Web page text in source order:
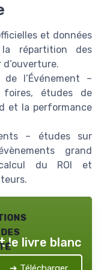
et données
répartition des
l’Événement –
études de
et la performance
– études sur
grand
du ROI et
le livre blanc